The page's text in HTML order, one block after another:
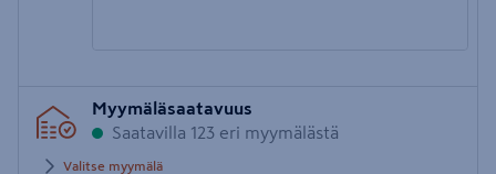
postinumero
Myymäläsaatavuus
Saatavilla 123 eri myymälästä
Valitse myymälä